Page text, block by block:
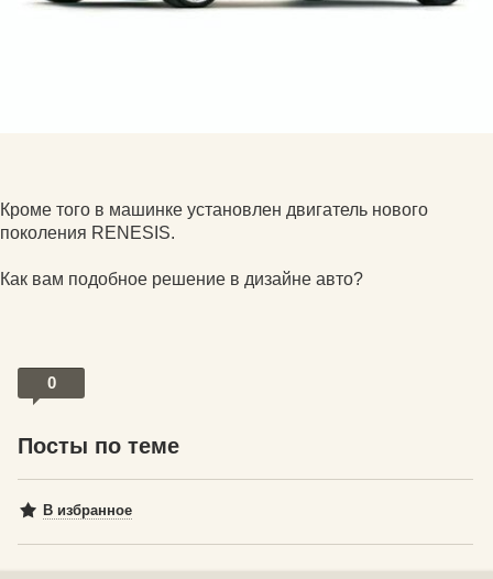
Кроме того в машинке установлен двигатель нового
поколения RENESIS.
Как вам подобное решение в дизайне авто?
0
Посты по теме
В избранное